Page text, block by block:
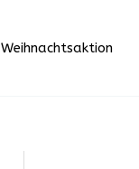
Weihnachtsaktion